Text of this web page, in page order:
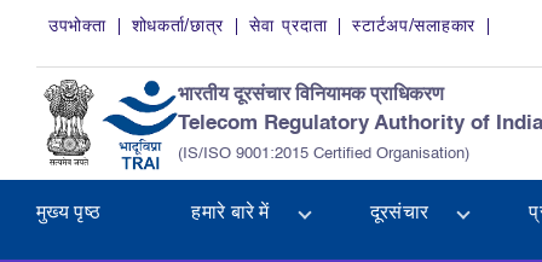
Skip to main content
उपभोक्ता शोधकर्ता/छात्र सेवा प्रदाता स्टार्टअप/सलाहकार
भारतीय दूरसंचार विनियामक प्राधिकरण
Telecom Regulatory Authority of India
(IS/ISO 9001:2015 Certified Organisation)
मुख्य पृष्ठ हमारे बारे में दूरसंचार